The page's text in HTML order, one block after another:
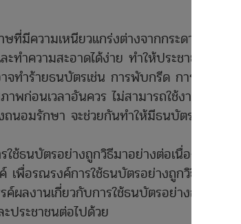
ความเหนียวแกร่งต่างจากกระดาษทั่วไป เพ
ความสะอาดได้ง่าย ทำให้ประชาชนสามารถ
ำร้ายธนบัตรเช่น การพับกรีด การใช้ลวดเย็
ก่อนเวลาอันควร ไม่สามารถใช้งานได้ และมี
อมรักษา จะช่วยกันทำให้มีธนบัตรสภาพดีใน
ช้ธนบัตรอย่างถูกวิธีมาอย่างต่อเนื่อง และใน
พื่อรณรงค์การใช้ธนบัตรอย่างถูกวิธีในเยาวช
ผลงานเกี่ยวกับการใช้ธนบัตรอย่างถูกวิธี และ
ประชาชนต่อไปด้วย